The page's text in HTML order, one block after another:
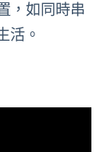
，如同時串
活。